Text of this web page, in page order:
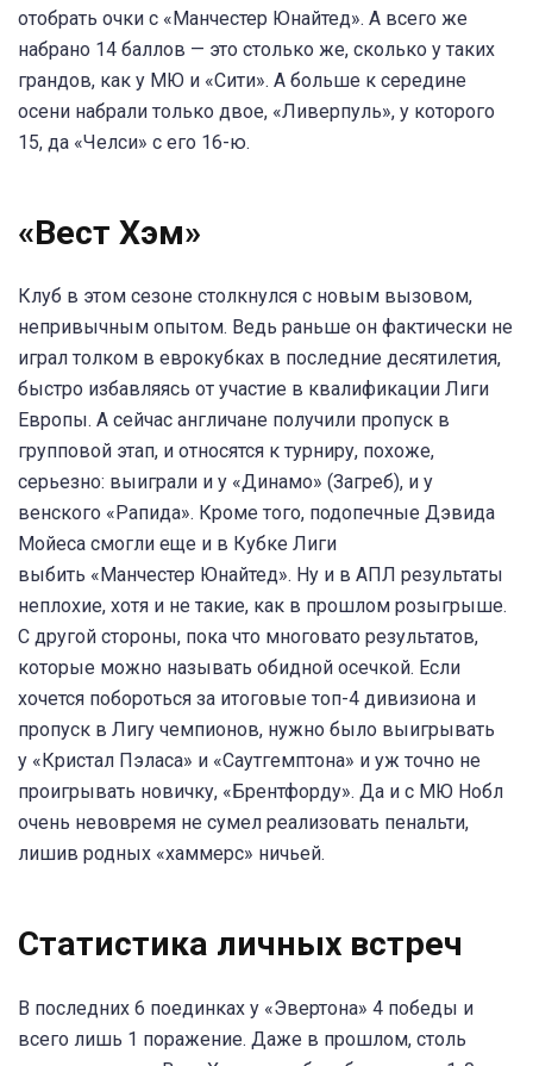
отобрать очки с «Манчестер Юнайтед». А всего же
набрано 14 баллов — это столько же, сколько у таких
грандов, как у МЮ и «Сити». А больше к середине
осени набрали только двое, «Ливерпуль», у которого
15, да «Челси» с его 16-ю.
«Вест Хэм»
Клуб в этом сезоне столкнулся с новым вызовом,
непривычным опытом. Ведь раньше он фактически не
играл толком в еврокубках в последние десятилетия,
быстро избавляясь от участие в квалификации Лиги
Европы. А сейчас англичане получили пропуск в
групповой этап, и относятся к турниру, похоже,
серьезно: выиграли и у «Динамо» (Загреб), и у
венского «Рапида». Кроме того, подопечные Дэвида
Мойеса смогли еще и в Кубке Лиги
выбить «Манчестер Юнайтед». Ну и в АПЛ результаты
неплохие, хотя и не такие, как в прошлом розыгрыше.
С другой стороны, пока что многовато результатов,
которые можно называть обидной осечкой. Если
хочется побороться за итоговые топ-4 дивизиона и
пропуск в Лигу чемпионов, нужно было выигрывать
у «Кристал Пэласа» и «Саутгемптона» и уж точно не
проигрывать новичку, «Брентфорду». Да и с МЮ Нобл
очень невовремя не сумел реализовать пенальти,
лишив родных «хаммерс» ничьей.
Статистика личных встреч
В последних 6 поединках у «Эвертона» 4 победы и
всего лишь 1 поражение. Даже в прошлом, столь